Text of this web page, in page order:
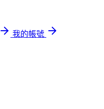
我的帳號